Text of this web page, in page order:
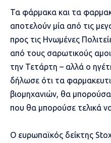
Τα φάρμακα και τα
αποτελούν μία από τις
προς τις Ηνωμένες
από τους σαρωτικούς
την Τετάρτη – αλλά ο
δήλωσε ότι τα
βιομηχανιών, θα
που θα μπορούσε τελικά
Ο ευρωπαϊκός δείκτης